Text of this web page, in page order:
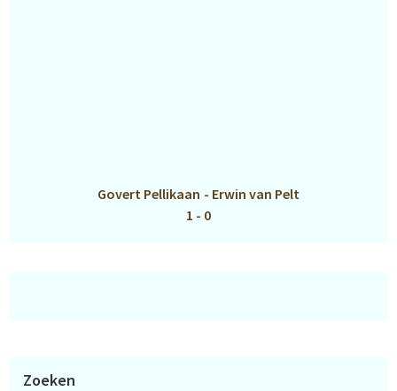
Govert Pellikaan - Erwin van Pelt
1 - 0
Zoeken